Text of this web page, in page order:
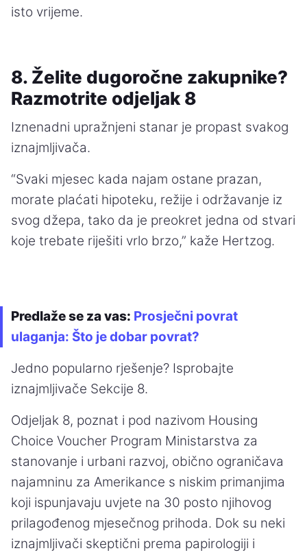
isto vrijeme.
8. Želite dugoročne zakupnike?
Razmotrite odjeljak 8
Iznenadni upražnjeni stanar je propast svakog
iznajmljivača.
“Svaki mjesec kada najam ostane prazan,
morate plaćati hipoteku, režije i održavanje iz
svog džepa, tako da je preokret jedna od stvari
koje trebate riješiti vrlo brzo,” kaže Hertzog.
Predlaže se za vas: Prosječni povrat
ulaganja: Što je dobar povrat?
Jedno popularno rješenje? Isprobajte
iznajmljivače Sekcije 8.
Odjeljak 8, poznat i pod nazivom Housing
Choice Voucher Program Ministarstva za
stanovanje i urbani razvoj, obično ograničava
najamninu za Amerikance s niskim primanjima
koji ispunjavaju uvjete na 30 posto njihovog
prilagođenog mjesečnog prihoda. Dok su neki
iznajmljivači skeptični prema papirologiji i